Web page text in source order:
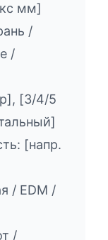
мм]
/
/
[3/4/5
[напр.
/ EDM /
/